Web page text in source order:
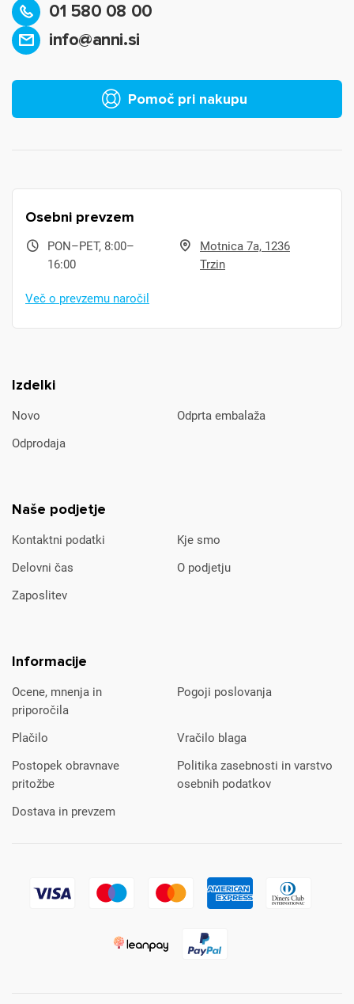
01 580 08 00
info@anni.si
Pomoč pri nakupu
Izdelki
Novo
Odprta embalaža
Odprodaja
Naše podjetje
Kontaktni podatki
Kje smo
Delovni čas
O podjetju
Zaposlitev
Informacije
Ocene, mnenja in
priporočila
Pogoji poslovanja
Plačilo
Vračilo blaga
Postopek obravnave
pritožbe
Politika zasebnosti in varstvo
osebnih podatkov
Dostava in prevzem
Osebni prevzem
PON–PET, 8:00–
16:00
Motnica 7a, 1236
Trzin
Več o prevzemu naročil